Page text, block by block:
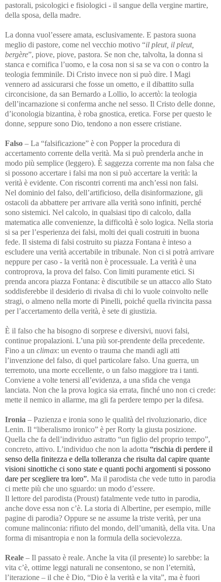
pastorali, psicologici e fisiologici - il sangue della vergine martire,
della sposa, della madre.
La donna vuol’essere amata, esclusivamente. E pastora suona
meglio di pastore, come nel vecchio motivo “il pleut, il pleut,
bergère”, piove, piove, pastora. Se non che, talvolta, la donna si
stanca e cornifica l’uomo, e la cosa non si sa se va con o contro la
teologia femminile. Di Cristo invece non si può dire. I Magi
vennero ad assicurarsi che fosse un ometto, e il dibattito sulla
circoncisione, da san Bernardo a Lollio, lo accertò: la teologia
dell’incarnazione si conferma anche nel sesso. Il Cristo delle donne,
d’iconologia bizantina, è roba gnostica, eretica. Forse per questo le
donne, seppure sono Dio, tendono a non essere cristiane.
Falso – La “falsificazione” è con Popper la procedura di
accertamento corrente della verità. Ma si può prenderla anche in
modo più semplice (leggero). È saggezza corrente ma non falsa che
si possono accertare i falsi ma non si può accertare la verità: la
verità è evidente. Con riscontri correnti ma anch’essi non falsi.
Nel dominio del falso, dell’artificioso, della disinformazione, gli
ostacoli da abbattere per arrivare alla verità sono infiniti, perché
sono sistemici. Nel calcolo, in qualsiasi tipo di calcolo, dalla
matematica alle convenienze, la difficoltà è solo logica. Nella storia
si sa per l’esperienza dei falsi, molti dei quali costruiti in buona
fede. Il sistema di falsi costruito su piazza Fontana è inteso a
escludere una verità accertabile in tribunale. Non ci si potrà arrivare
neppure per caso - la verità non è processuale. La verità è una
controprova, la prova del falso. Con limiti puramente etici. Si
prenda ancora piazza Fontana: è discutibile se un attacco allo Stato
soddisferebbe il desiderio di rivalsa di chi lo vuole coinvolto nelle
stragi, o almeno nella morte di Pinelli, poiché quella rivincita passa
per l’accertamento della verità, è sete di giustizia.
È il falso che ha bisogno di sorprese e diversivi, nuovi falsi,
continue propalazioni. L’una più sor-prendente della precedente.
Fino a un climax: un evento o trauma che mandi agli atti
l’invenzione del falso, di quel particolare falso. Una guerra, un
terremoto, una morte eccellente, o un falso maggiore tra i tanti.
Conviene a volte tenersi all’evidenza, a una sfida che venga
lanciata. Non che la prova logica sia errata, finché uno non ci crede:
mette il nemico in allarme, ma gli fa perdere tempo per la difesa.
Ironia – Pazienza e ironia sono le qualità del rivoluzionario, dice
Lenin. Il “liberalismo ironico” è per Rorty la giusta posizione.
Quella che fa dell’individuo astratto “un figlio del proprio tempo”,
concreto, attivo. L’individuo che non la adotta “rischia di perdere il
senso della finitezza e della tolleranza che risulta dal capire quante
visioni sinottiche ci sono state e quanti pochi argomenti si possono
dare per scegliere tra loro”. Ma il parodista che vede tutto in parodia
ci mette più che uno sguardo: un modo d’essere.
Il lettore del parodista (Proust) fatalmente vede tutto in parodia,
anche dove essa non c’è. La storia di Albertine, per esempio, mille
pagine di parodia? Oppure se ne assume la triste verità, per una
comune malinconia: rifiuto del mondo, dell’umanità, della vita. Una
forma di misantropia e non la formula della socievolezza.
Reale – Il passato è reale. Anche la vita (il presente) lo sarebbe: la
vita c’è, ottime leggi naturali ne consentono, se non l’eternità,
l’iterazione – il che è Dio, “Dio è la verità e la vita”, ma è fuori